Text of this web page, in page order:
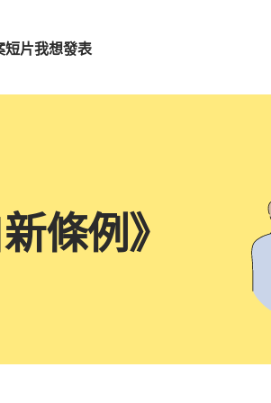
短片我想發表
條例》